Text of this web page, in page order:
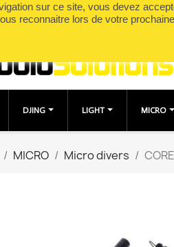
sur ce site, vous devez
reconnaitre lors de votre
nous :0490049895
DJING LIGHT MICRO
MICRO Micro divers